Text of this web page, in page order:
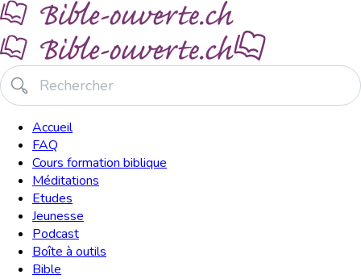
Accueil
FAQ
Cours formation biblique
Méditations
Etudes
Jeunesse
Podcast
Boîte à outils
Bible